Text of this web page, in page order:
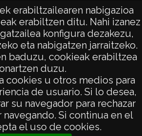
erabiltzailearen nabigazioa
erabiltzen ditu. Nahi izanez
konfigura dezakezu,
eta nabigatzen jarraitzeko.
baduzu, cookieak erabiltzea
duzu.
cookies u otros medios para
de usuario. Si lo desea,
su navegador para rechazar
Si continua en el
el uso de cookies.
Vista (ESTELLA)
DE PRIVACIDAD
CIUDADANA